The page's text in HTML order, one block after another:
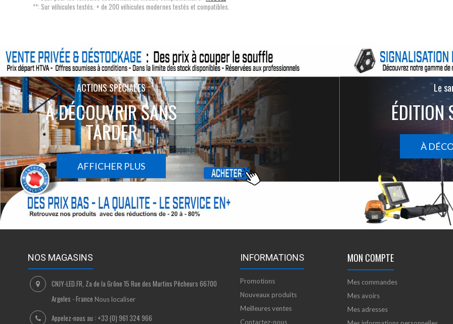
**: Sur véhicules testés. + de 200 véhicules modernes testés et compatibles.
ACTIONS SPÉCIALES
À DÉCOUVRIR SANS
TARDER
AFFICHER PLUS
Le
ÉDITION
À
NOS MAGASINS
CNJY-LED.FR, Za de la Grône 15 Rue des Martins Pêcheurs 66700
Argeles - France Nous localiser
Appelez-nous au : +33 (0) 961 324 966
INFORMATIONS
Promotions
Nouveaux produits
Meilleures ventes
Contactez-nous
MON COMPTE
Mes commandes
Mes avoirs
Mes adresses